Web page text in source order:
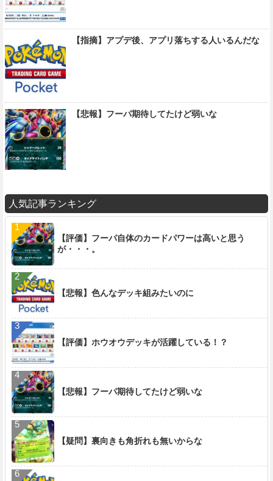
【指摘】アプデ後、アプリ落ちする人いるんだな
【悲報】フーパ期待してたけど弱いな
人気記事ランキング
【評価】フーパ自体のカードパワーは高いと思う
が・・・。
【悲報】色んなデッキ組みたいのに
【評価】ホウオウデッキが活躍している！？
【悲報】フーパ期待してたけど弱いな
【疑問】裏向きも角折れも無いからな